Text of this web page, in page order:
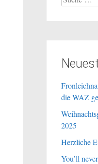
nach:
die WAZ
2025
Herzliche
You’ll